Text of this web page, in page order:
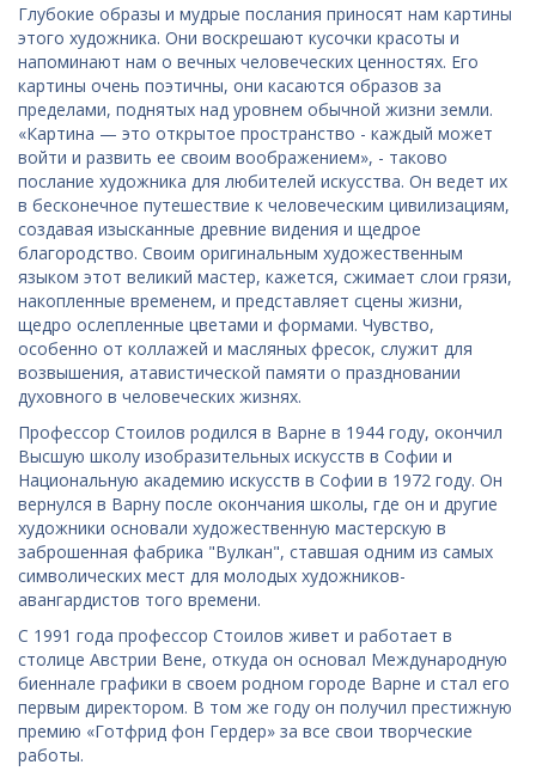
Глубокие образы и мудрые послания приносят нам картины
этого художника. Они воскрешают кусочки красоты и
напоминают нам о вечных человеческих ценностях. Его
картины очень поэтичны, они касаются образов за
пределами, поднятых над уровнем обычной жизни земли.
«Картина — это открытое пространство - каждый может
войти и развить ее своим воображением», - таково
послание художника для любителей искусства. Он ведет их
в бесконечное путешествие к человеческим цивилизациям,
создавая изысканные древние видения и щедрое
благородство. Своим оригинальным художественным
языком этот великий мастер, кажется, сжимает слои грязи,
накопленные временем, и представляет сцены жизни,
щедро ослепленные цветами и формами. Чувство,
особенно от коллажей и масляных фресок, служит для
возвышения, атавистической памяти о праздновании
духовного в человеческих жизнях.
Профессор Стоилов родился в Варне в 1944 году, окончил
Высшую школу изобразительных искусств в Софии и
Национальную академию искусств в Софии в 1972 году. Он
вернулся в Варну после окончания школы, где он и другие
художники основали художественную мастерскую в
заброшенная фабрика "Вулкан", ставшая одним из самых
символических мест для молодых художников-
авангардистов того времени.
С 1991 года профессор Стоилов живет и работает в
столице Австрии Вене, откуда он основал Международную
биеннале графики в своем родном городе Варне и стал его
первым директором. В том же году он получил престижную
премию «Готфрид фон Гердер» за все свои творческие
работы.